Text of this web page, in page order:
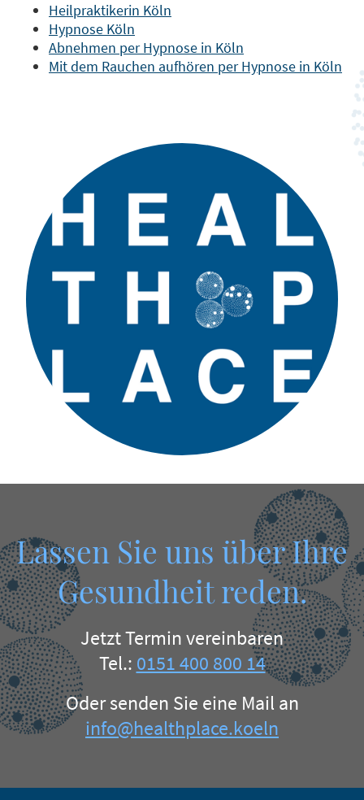
Heilpraktikerin Köln
Hypnose Köln
Abnehmen per Hypnose in Köln
Mit dem Rauchen aufhören per Hypnose in Köln
Lassen Sie uns über Ihre
Gesundheit reden.
Jetzt Termin vereinbaren
Tel.: 0151 400 800 14
Oder senden Sie eine Mail an
info@healthplace.koeln